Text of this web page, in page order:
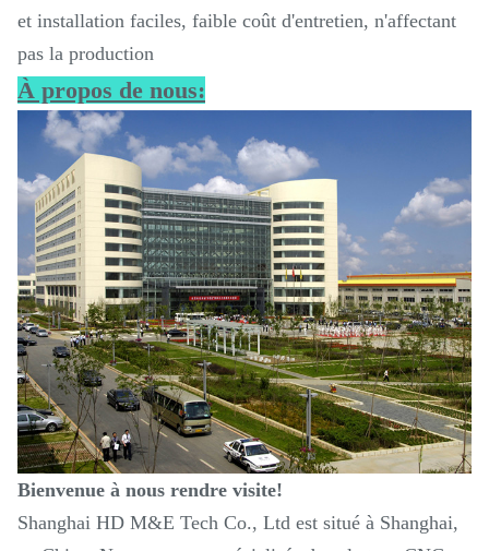
et installation faciles, faible coût d'entretien, n'affectant
pas la production
À propos de nous:
Bienvenue à nous rendre visite!
Shanghai HD M&E Tech Co., Ltd est situé à Shanghai,